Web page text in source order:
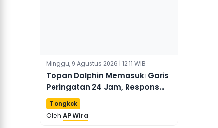
Minggu, 9 Agustus 2026 | 12:11 WIB
Topan Dolphin Memasuki Garis
Peringatan 24 Jam, Respons
Ditingkatkan
Tiongkok
Oleh AP Wira